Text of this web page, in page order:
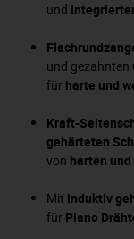
und
und gezahnten
für harte und
Kraft-
gehärteten
von harten
Mit induktiv
für Piano